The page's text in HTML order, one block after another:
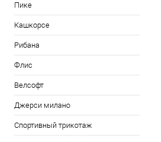
Пике
Кашкорсе
Рибана
Флис
Велсофт
Джерси милано
Спортивный трикотаж